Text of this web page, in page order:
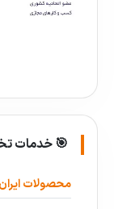
🎯 خدمات
محصولات